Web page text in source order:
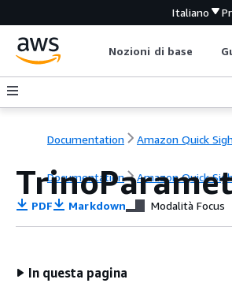
Italiano
Nozioni di base
Documentation Amazon Quick
Documentation Amazon Quick
PDF Markdown Modalità Focus
In questa pagina